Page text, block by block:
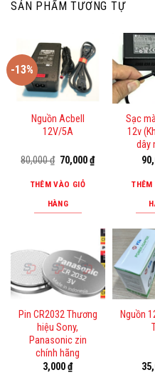
SẢN PHẨM TƯƠNG TỰ
-13%
Nguồn Acbell
12V/5A
80,000₫ Giá
gốc
là:
80,000 ₫.
70,000₫Giá
hiện
THÊM VÀO GIỎ
HÀNG
Sạc
12v
dây
THÊM
Pin CR2032 Thương
hiệu Sony,
Panasonic zin
chính hãng
3,000₫
Nguồn